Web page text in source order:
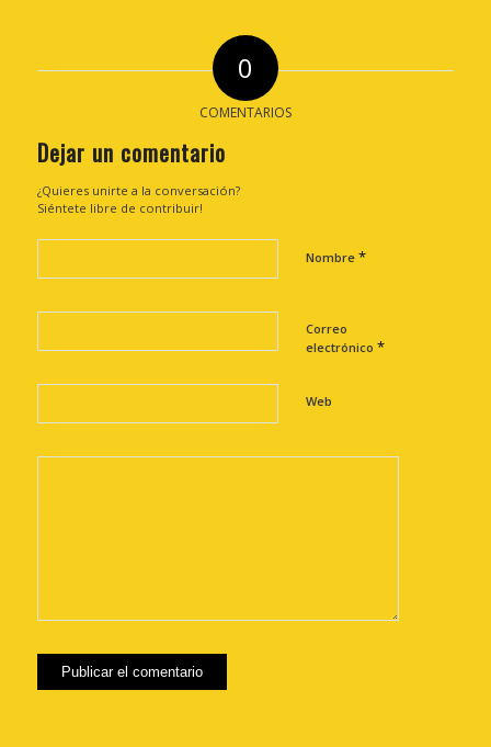
0
COMENTARIOS
Dejar un comentario
¿Quieres unirte a la conversación?
Siéntete libre de contribuir!
Nombre *
Correo
electrónico *
Web